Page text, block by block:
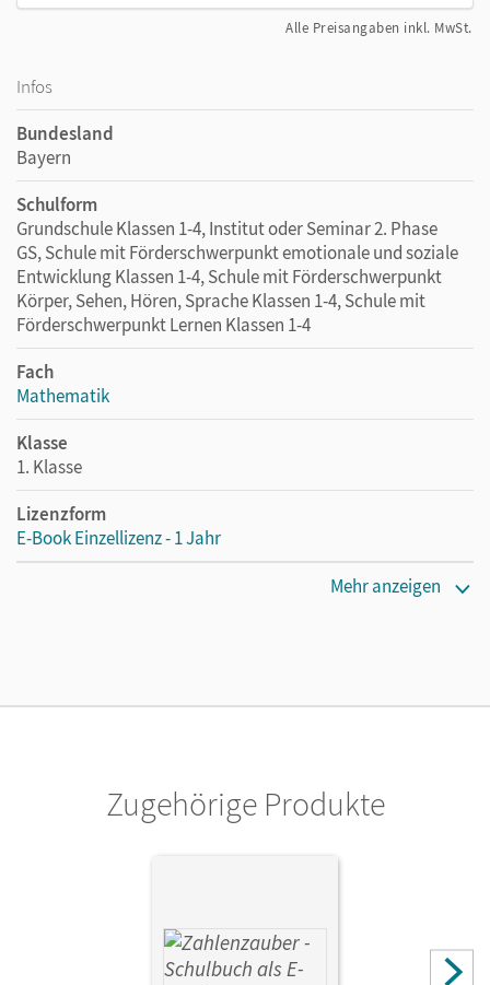
Alle Preisangaben inkl. MwSt.
Infos
Bundesland
Bayern
Schulform
Grundschule Klassen 1-4, Institut oder Seminar 2. Phase
GS, Schule mit Förderschwerpunkt emotionale und soziale
Entwicklung Klassen 1-4, Schule mit Förderschwerpunkt
Körper, Sehen, Hören, Sprache Klassen 1-4, Schule mit
Förderschwerpunkt Lernen Klassen 1-4
Fach
Mathematik
Klasse
1. Klasse
Lizenzform
E-Book Einzellizenz - 1 Jahr
Privatpersonen, die nur mit dem E-Book arbeiten.
Mehr anzeigen
Zugehörige Produkte